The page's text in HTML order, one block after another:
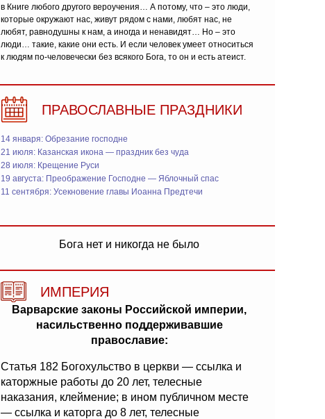
в Книге любого другого вероучения… А потому, что – это люди,
которые окружают нас, живут рядом с нами, любят нас, не
любят, равнодушны к нам, а иногда и ненавидят… Но – это
люди… такие, какие они есть. И если человек умеет относиться
к людям по-человечески без всякого Бога, то он и есть атеист.
ПРАВОСЛАВНЫЕ ПРАЗДНИКИ
14 января: Обрезание господне
21 июля: Казанская икона — праздник без чуда
28 июля: Крещение Руси
19 августа: Преображение Господне — Яблочный спас
11 сентября: Усекновение главы Иоанна Предтечи
Бога нет и никогда не было
ИМПЕРИЯ
Варварские законы Российской империи,
насильственно поддерживавшие
православие:
Статья 182 Богохульство в церкви — ссылка и
каторжные работы до 20 лет, телесные
наказания, клеймение; в ином публичном месте
— ссылка и каторга до 8 лет, телесные